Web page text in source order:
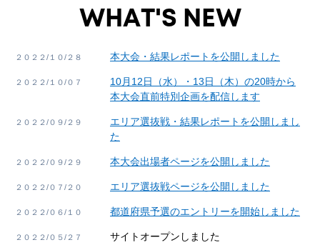
WHAT'S NEW
２０２２/１０/２８ 本大会・結果レポートを公開しました
２０２２/１０/０７
10月12日（水）・13日（木）の20時から
本大会直前特別企画を配信します
２０２２/０９/２９
エリア選抜戦・結果レポートを公開しまし
た
２０２２/０９/２９ 本大会出場者ページを公開しました
２０２２/０７/２０ エリア選抜戦ページを公開しました
２０２２/０６/１０ 都道府県予選のエントリーを開始しました
２０２２/０５/２７ サイトオープンしました